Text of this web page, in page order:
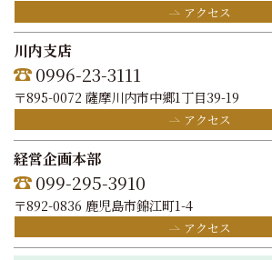
アクセス
川内支店
0996-23-3111
〒895-0072 薩摩川内市中郷1丁目39-19
アクセス
経営企画本部
099-295-3910
〒892-0836 鹿児島市錦江町1-4
アクセス